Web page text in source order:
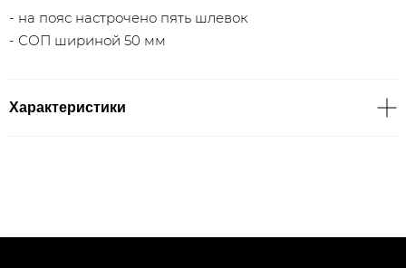
- на пояс настрочено пять шлевок
- СОП шириной 50 мм
Характеристики